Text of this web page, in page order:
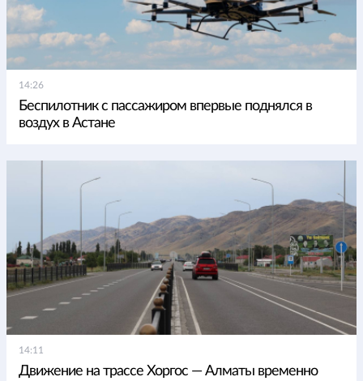
14:26
Беспилотник с пассажиром впервые поднялся в
воздух в Астане
14:11
Движение на трассе Хоргос — Алматы временно